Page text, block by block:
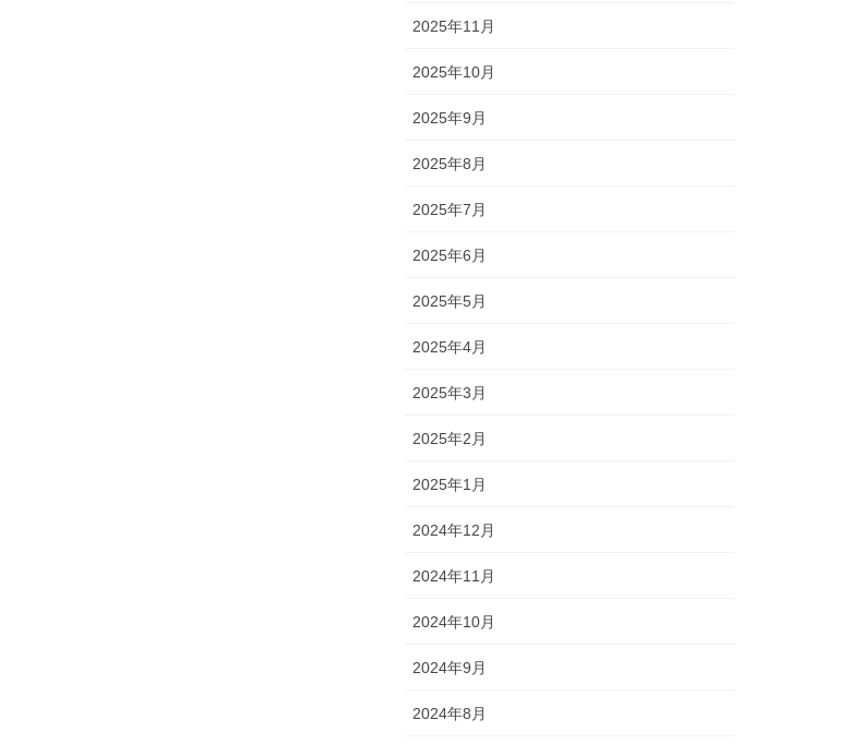
2025年11月
2025年10月
2025年9月
2025年8月
2025年7月
2025年6月
2025年5月
2025年4月
2025年3月
2025年2月
2025年1月
2024年12月
2024年11月
2024年10月
2024年9月
2024年8月